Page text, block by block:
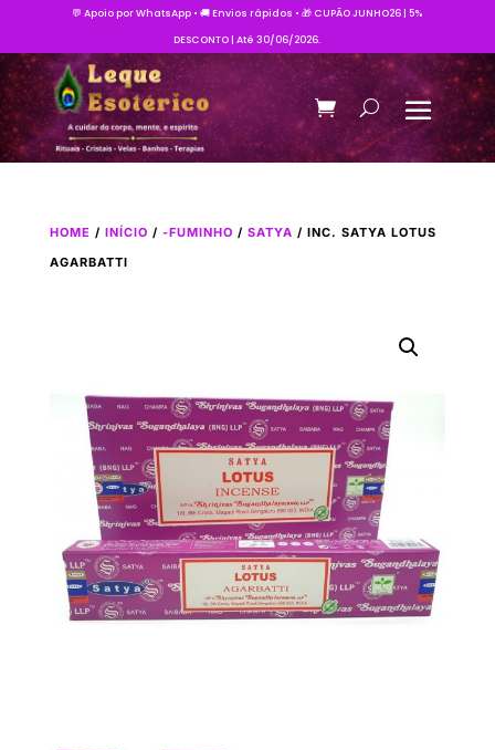
💬 Apoio por WhatsApp • 🚚 Envios rápidos • 🎁 CUPÃO JUNHO26 | 5%
DESCONTO | Até 30/06/2026.
HOME / INÍCIO / -FUMINHO / SATYA / INC. SATYA LOTUS
AGARBATTI